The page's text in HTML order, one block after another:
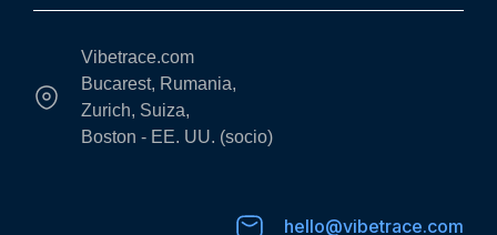
Vibetrace.com
Bucarest, Rumania,
Zurich, Suiza,
Boston - EE. UU. (socio)
hello@vibetrace.com